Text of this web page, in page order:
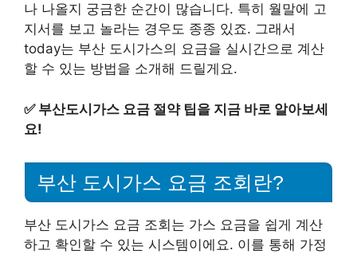
나 나올지 궁금한 순간이 많습니다. 특히 월말에 고
지서를 보고 놀라는 경우도 종종 있죠. 그래서
today는 부산 도시가스의 요금을 실시간으로 계산
할 수 있는 방법을 소개해 드릴게요.
✅ 부산도시가스 요금 절약 팁을 지금 바로 알아보세
요!
부산 도시가스 요금 조회란?
부산 도시가스 요금 조회는 가스 요금을 쉽게 계산
하고 확인할 수 있는 시스템이에요. 이를 통해 가정